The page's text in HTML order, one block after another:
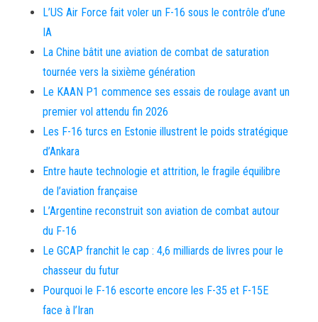
L’US Air Force fait voler un F-16 sous le contrôle d’une
IA
La Chine bâtit une aviation de combat de saturation
tournée vers la sixième génération
Le KAAN P1 commence ses essais de roulage avant un
premier vol attendu fin 2026
Les F-16 turcs en Estonie illustrent le poids stratégique
d’Ankara
Entre haute technologie et attrition, le fragile équilibre
de l’aviation française
L’Argentine reconstruit son aviation de combat autour
du F-16
Le GCAP franchit le cap : 4,6 milliards de livres pour le
chasseur du futur
Pourquoi le F-16 escorte encore les F-35 et F-15E
face à l’Iran